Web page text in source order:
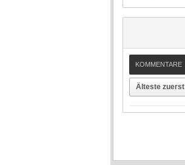
KOMMENTARE
Älteste zuerst